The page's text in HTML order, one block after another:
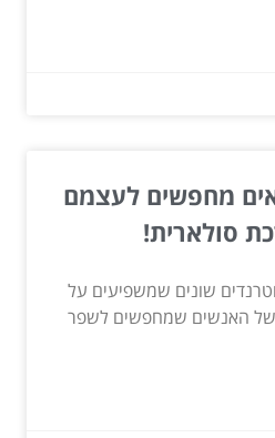
מחפשים לעצמם
סולארית!
שונים שמשפיעים על
של האנשים שמחפשים לשפר